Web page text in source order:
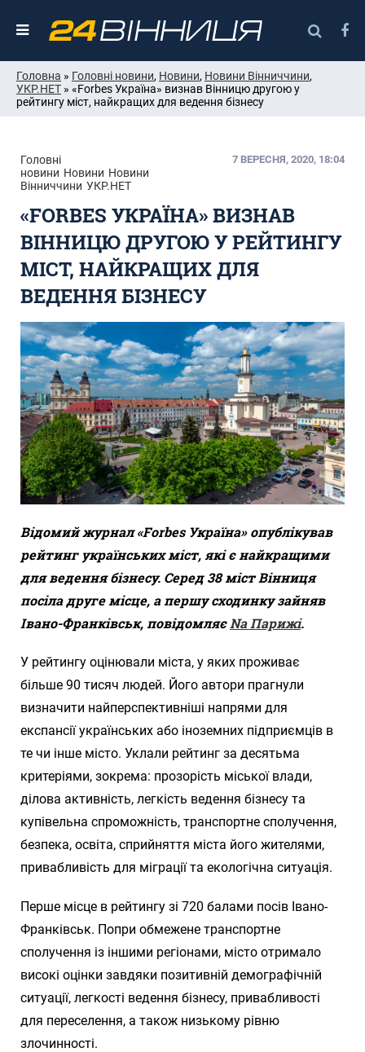
Головна » Головні новини, Новини, Новини Вінниччини,
УКР.НЕТ » «Forbes Україна» визнав Вінницю другою у
рейтингу міст, найкращих для ведення бізнесу
Головні
новини Новини Новини
Вінниччини УКР.НЕТ
7 ВЕРЕСНЯ, 2020, 18:04
«FORBES УКРАЇНА» ВИЗНАВ
ВІННИЦЮ ДРУГОЮ У РЕЙТИНГУ
МІСТ, НАЙКРАЩИХ ДЛЯ
ВЕДЕННЯ БІЗНЕСУ
Відомий журнал «Forbes Україна» опублікував
рейтинг українських міст, які є найкращими
для ведення бізнесу. Серед 38 міст Вінниця
посіла друге місце, а першу сходинку зайняв
Івано-Франківськ, повідомляєNа Парижі.
У рейтингу оцінювали міста, у яких проживає
більше 90 тисяч людей. Його автори прагнули
визначити найперспективніші напрями для
експансії українських або іноземних підприємців в
те чи інше місто. Уклали рейтинг за десятьма
критеріями, зокрема: прозорість міської влади,
ділова активність, легкість ведення бізнесу та
купівельна спроможність, транспортне сполучення,
безпека, освіта, сприйняття міста його жителями,
привабливість для міграції та екологічна ситуація.
Перше місце в рейтингу зі 720 балами посів Івано-
Франківськ. Попри обмежене транспортне
сполучення із іншими регіонами, місто отримало
високі оцінки завдяки позитивній демографічній
ситуації, легкості ведення бізнесу, привабливості
для переселення, а також низькому рівню
злочинності.